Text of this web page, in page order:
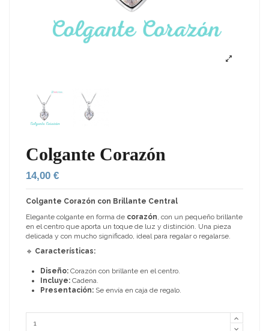
Colgante Corazón
14,00 €
Colgante Corazón con Brillante Central
Elegante colgante en forma de corazón , con un pequeño brillante
en el centro que aporta un toque de luz y distinción. Una pieza
delicada y con mucho significado, ideal para regalar o regalarse.
🔹 Características:
Diseño: Corazón con brillante en el centro.
Incluye: Cadena.
Presentación: Se envía en caja de regalo.